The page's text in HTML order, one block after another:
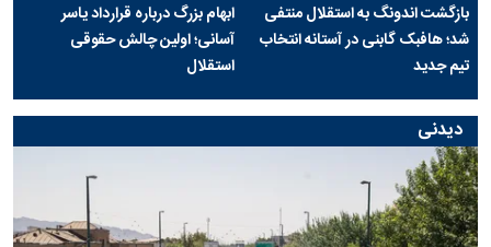
بازگشت اندونگ به استقلال منتفی
شد؛ هافبک گابنی در آستانه انتخاب
تیم جدید
ابهام بزرگ درباره قرارداد یاسر
آسانی؛ اولین چالش حقوقی
استقلال
دیدنی